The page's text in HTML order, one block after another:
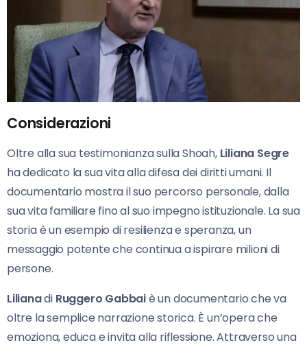
Considerazioni
Oltre alla sua testimonianza sulla Shoah, Liliana Segre
ha dedicato la sua vita alla difesa dei diritti umani. Il
documentario mostra il suo percorso personale, dalla
sua vita familiare fino al suo impegno istituzionale. La sua
storia è un esempio di resilienza e speranza, un
messaggio potente che continua a ispirare milioni di
persone.
Lilianadi Ruggero Gabbaiè un documentario che va
oltre la semplice narrazione storica. È un’opera che
emoziona, educa e invita alla riflessione. Attraverso una